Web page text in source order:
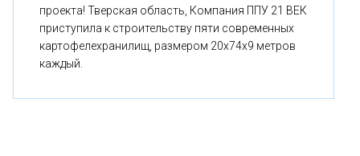
проекта! Тверская область, Компания ППУ 21 ВЕК
приступила к строительству пяти современных
картофелехранилищ, размером 20x74x9 метров
каждый.